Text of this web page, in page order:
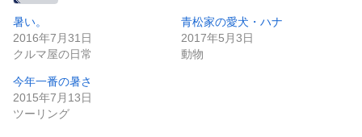
暑い。
2016年7月31日
クルマ屋の日常
青松家の愛犬・ハナ
2017年5月3日
動物
今年一番の暑さ
2015年7月13日
ツーリング